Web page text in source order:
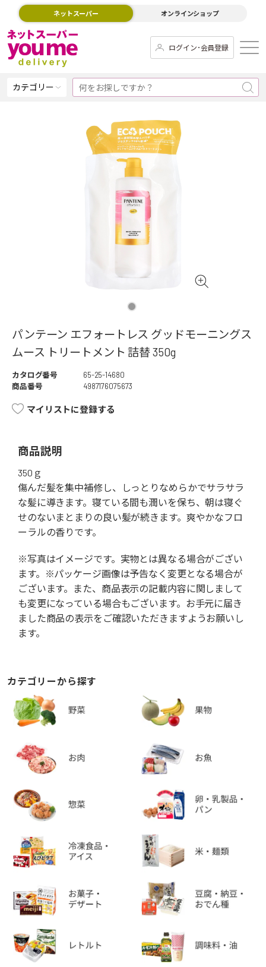
ネットスーパー オンラインショップ
ログイン･会員登録
カテゴリー
パンテーン エフォートレス グッドモーニングス
ムース トリートメント 詰替 350g
カタログ番号
65-25-14680
商品番号
4987176075673
マイリストに登録する
商品説明
350ｇ
傷んだ髪を集中補修し、しっとりなめらかでサラサラ
な髪に導きます。寝ている間も潤いを保ち、朝は寝ぐ
せのないまとまりの良い髪が続きます。爽やかなフロ
ーラルの香りです。
※写真はイメージです。実物とは異なる場合がござい
ます。※パッケージ画像は予告なく変更となる場合が
ございます。また、商品表示の記載内容に関しまして
も変更になっている場合もございます。お手元に届き
ました商品の表示をご確認いただきますようお願いし
ます。
カテゴリーから探す